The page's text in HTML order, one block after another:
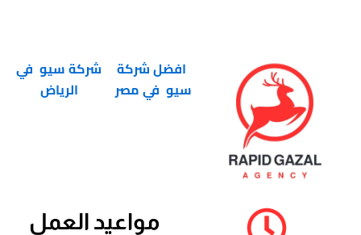
افضل شركة
سيو في مصر
شركة سيو في
الرياض
مواعيد العمل